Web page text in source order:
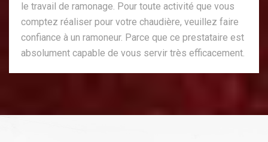
le travail de ramonage. Pour toute activité que vous
comptez réaliser pour votre chaudière, veuillez faire
confiance à un ramoneur. Parce que ce prestataire est
absolument capable de vous servir très efficacement.